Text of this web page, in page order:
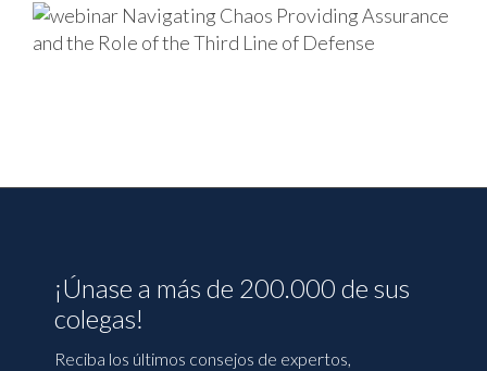
¡Únase a más de 200.000 de sus
colegas!
Reciba los últimos consejos de expertos,